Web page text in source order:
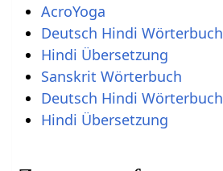
AcroYoga
Deutsch Hindi Wörterbuch
Hindi Übersetzung
Sanskrit Wörterbuch
Deutsch Hindi Wörterbuch
Hindi Übersetzung